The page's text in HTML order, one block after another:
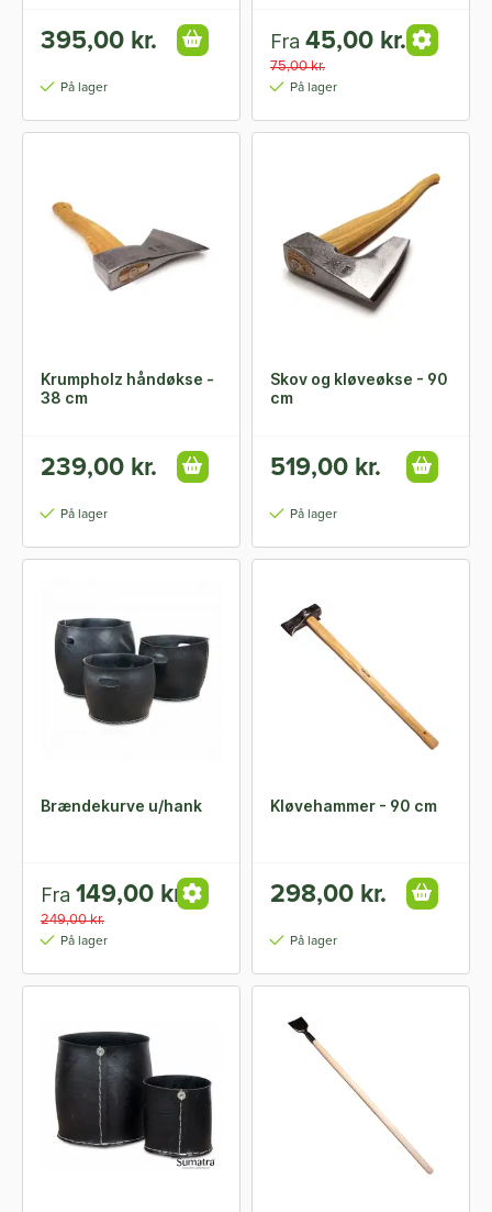
395,00 kr.
På lager
Fra 45,00 kr.
75,00 kr.
På lager
Krumpholz håndøkse -
38 cm
239,00 kr.
På lager
Skov og kløveøkse - 90
cm
519,00 kr.
På lager
Brændekurve u/hank
Fra 149,00 kr.
249,00 kr.
På lager
Kløvehammer - 90 cm
298,00 kr.
På lager